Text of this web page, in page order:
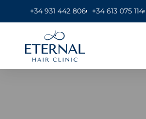
+34 931 442 806 +34 613 075 114